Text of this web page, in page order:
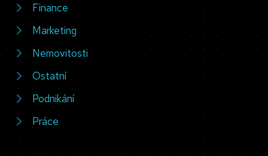
Finance
Marketing
Nemovitosti
Ostatní
Podnikání
Práce